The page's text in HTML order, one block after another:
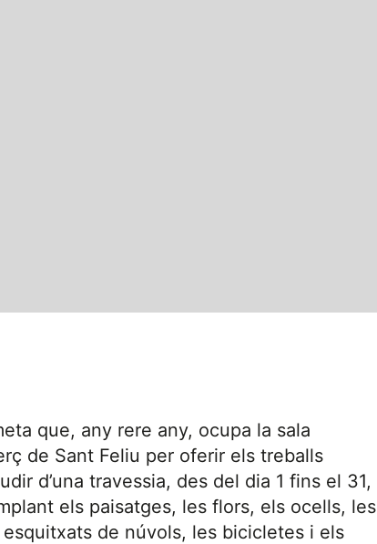
que, any rere any, ocupa la sala
de Sant Feliu per oferir els treballs
d’una travessia, des del dia 1 fins el 31,
els paisatges, les flors, els ocells, les
de núvols, les bicicletes i els